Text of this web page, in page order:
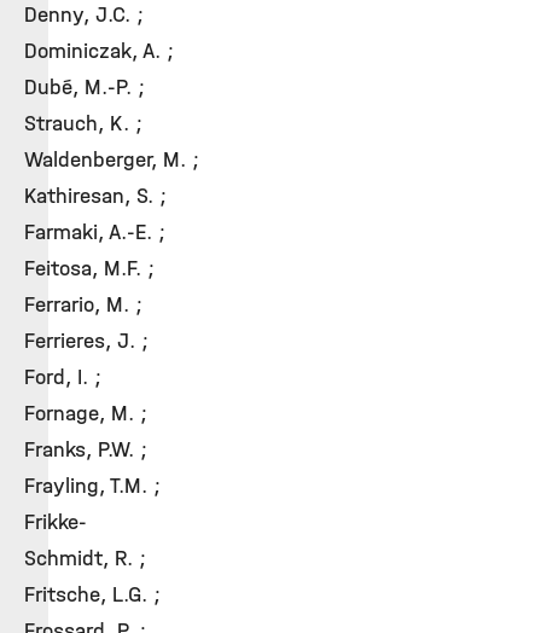
Denny, J.C. ;
Dominiczak, A. ;
Dubé, M.-P. ;
Strauch, K. ;
Waldenberger, M. ;
Kathiresan, S. ;
Farmaki, A.-E. ;
Feitosa, M.F. ;
Ferrario, M. ;
Ferrieres, J. ;
Ford, I. ;
Fornage, M. ;
Franks, P.W. ;
Frayling, T.M. ;
Frikke-
Schmidt, R. ;
Fritsche, L.G. ;